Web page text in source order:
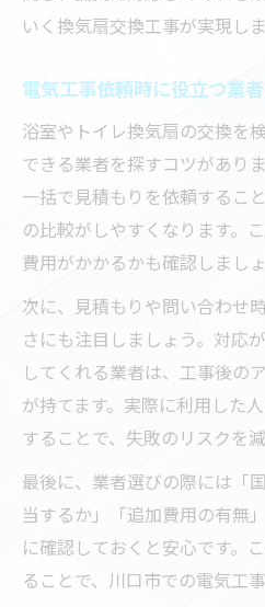
いく換気扇交換工事が実現しま
電気工事依頼時に役立つ業
浴室やトイレ換気扇の交換を
できる業者を探すコツがあり
一括で見積もりを依頼するこ
の比較がしやすくなります。
費用がかかるかも確認しましょ
次に、見積もりや問い合わせ
さにも注目しましょう。対応
してくれる業者は、工事後の
が持てます。実際に利用した
することで、失敗のリスクを
最後に、業者選びの際には「
当するか」「追加費用の有無
に確認しておくと安心です。
ることで、川口市での電気工